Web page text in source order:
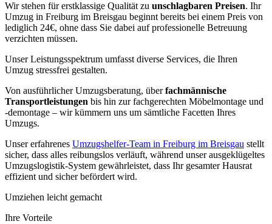
Wir stehen für erstklassige Qualität zu unschlagbaren Preisen. Ihr
Umzug in Freiburg im Breisgau beginnt bereits bei einem Preis von
lediglich 24€, ohne dass Sie dabei auf professionelle Betreuung
verzichten müssen.
Unser Leistungsspektrum umfasst diverse Services, die Ihren
Umzug stressfrei gestalten.
Von ausführlicher Umzugsberatung, überfachmännische
Transportleistungen bis hin zur fachgerechten Möbelmontage und
-demontage – wir kümmern uns um sämtliche Facetten Ihres
Umzugs.
Unser erfahrenes Umzugshelfer-Team in Freiburg im Breisgau stellt
sicher, dass alles reibungslos verläuft, während unser ausgeklügeltes
Umzugslogistik-System gewährleistet, dass Ihr gesamter Hausrat
effizient und sicher befördert wird.
Umziehen leicht gemacht
Ihre Vorteile